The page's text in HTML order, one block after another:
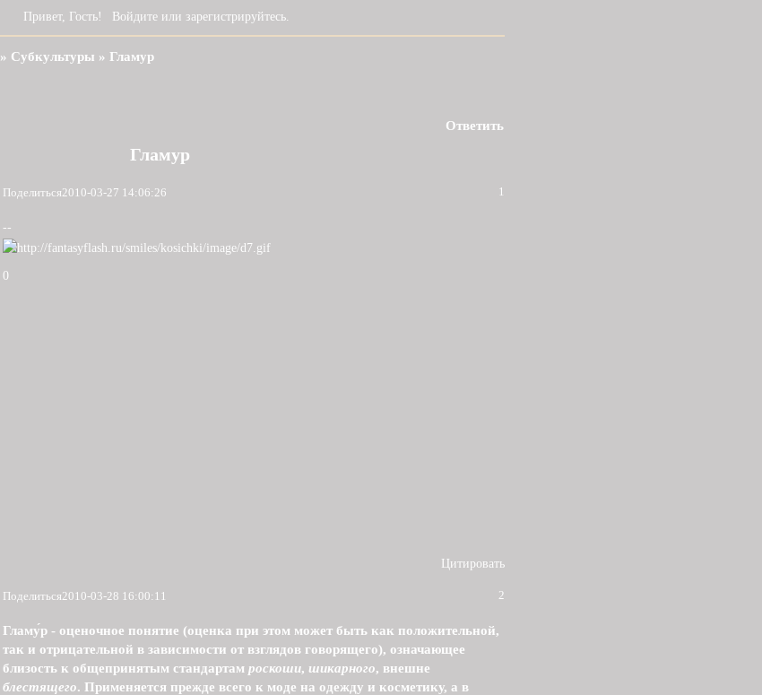
Привет, Гость! Войдите или зарегистрируйтесь
» Субкультуры » Гламур
Гламур
Ответить
Поделиться 1
2010-03-27 14:06:26
--
0
Цитировать
Поделиться 2
2010-03-28 16:00:11
Гламу́р - оценочное понятие (оценка при этом может быть как положительной,
так и отрицательной в зависимости от взглядов говорящего), означающее
близость к общепринятым стандартам роскоши, шикарного, внешне
блестящего. Применяется прежде всего к моде на одежду и косметику, а в